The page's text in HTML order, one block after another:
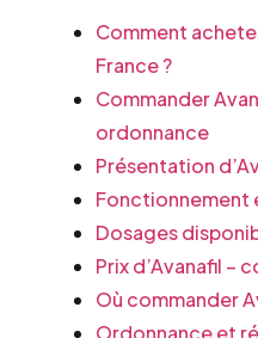
Comment
France ?
Commander
ordonnance
Présentation
Fonctionnement
Dosages
Prix d’Avanafil –
Où commander
Ordonnance et